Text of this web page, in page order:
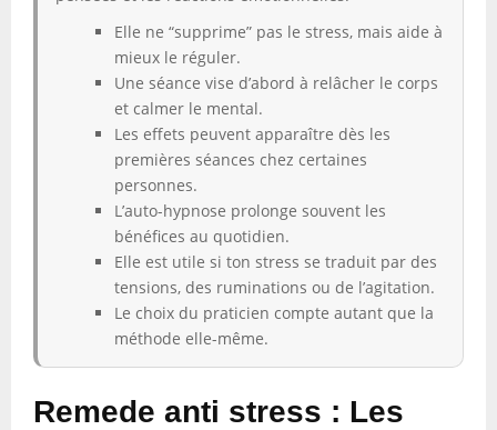
Elle ne “supprime” pas le stress, mais aide à
mieux le réguler.
Une séance vise d’abord à relâcher le corps
et calmer le mental.
Les effets peuvent apparaître dès les
premières séances chez certaines
personnes.
L’auto-hypnose prolonge souvent les
bénéfices au quotidien.
Elle est utile si ton stress se traduit par des
tensions, des ruminations ou de l’agitation.
Le choix du praticien compte autant que la
méthode elle-même.
Remede anti stress : Les